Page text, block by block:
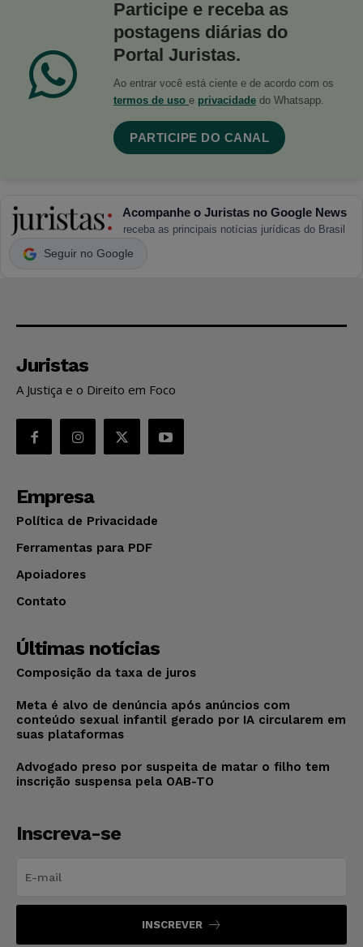
Participe e receba as
postagens diárias do
Portal Juristas.
Ao entrar você está ciente e de acordo com os
termos de uso e privacidade do Whatsapp.
PARTICIPE DO CANAL
Acompanhe o Juristas no Google News
receba as principais notícias jurídicas do Brasil
Seguir no Google
Juristas
A Justiça e o Direito em Foco
Empresa
Política de Privacidade
Ferramentas para PDF
Apoiadores
Contato
Últimas notícias
Composição da taxa de juros
Meta é alvo de denúncia após anúncios com
conteúdo sexual infantil gerado por IA circularem em
suas plataformas
Advogado preso por suspeita de matar o filho tem
inscrição suspensa pela OAB-TO
Inscreva-se
INSCREVER